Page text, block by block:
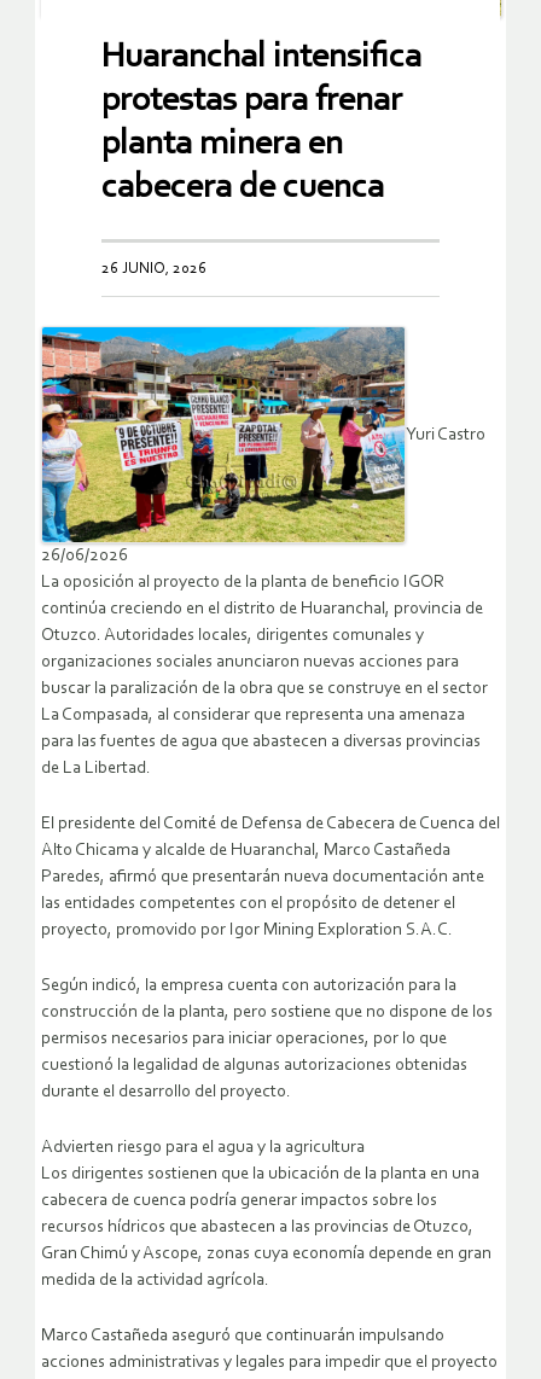
Huaranchal intensifica
protestas para frenar
planta minera en
cabecera de cuenca
26 JUNIO, 2026
Yuri Castro
26/06/2026
La oposición al proyecto de la planta de beneficio IGOR
continúa creciendo en el distrito de Huaranchal, provincia de
Otuzco. Autoridades locales, dirigentes comunales y
organizaciones sociales anunciaron nuevas acciones para
buscar la paralización de la obra que se construye en el sector
La Compasada, al considerar que representa una amenaza
para las fuentes de agua que abastecen a diversas provincias
de La Libertad.
El presidente del Comité de Defensa de Cabecera de Cuenca del
Alto Chicama y alcalde de Huaranchal, Marco Castañeda
Paredes, afirmó que presentarán nueva documentación ante
las entidades competentes con el propósito de detener el
proyecto, promovido por Igor Mining Exploration S.A.C.
Según indicó, la empresa cuenta con autorización para la
construcción de la planta, pero sostiene que no dispone de los
permisos necesarios para iniciar operaciones, por lo que
cuestionó la legalidad de algunas autorizaciones obtenidas
durante el desarrollo del proyecto.
Advierten riesgo para el agua y la agricultura
Los dirigentes sostienen que la ubicación de la planta en una
cabecera de cuenca podría generar impactos sobre los
recursos hídricos que abastecen a las provincias de Otuzco,
Gran Chimú y Ascope, zonas cuya economía depende en gran
medida de la actividad agrícola.
Marco Castañeda aseguró que continuarán impulsando
acciones administrativas y legales para impedir que el proyecto